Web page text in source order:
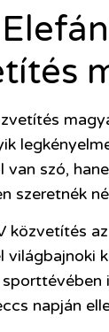
van szó,
szeretnék
napján